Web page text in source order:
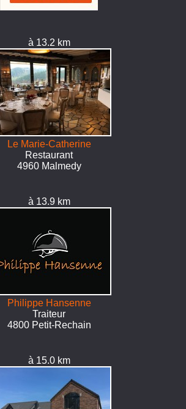
à 13.2 km
Le Marie-Catherine
Restaurant
4960 Malmedy
à 13.9 km
Philippe Hansenne
Traiteur
4800 Petit-Rechain
à 15.0 km